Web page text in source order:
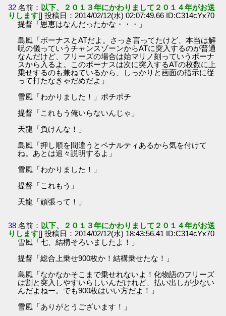
32 名前： 以下、２０１３年にかわりまして２０１４年がお送
りします[] 投稿日：2014/02/12(水) 02:07:49.66 ID:C314cYx70
提督「恩恵はなんだったかな・・・」
島風「ボーナスとATだよ。さっき言ってたけど、本当は解
呪の儀っていうチャンスゾーンからATに突入するのが普通
なんだけど、フリーズの場合は始マリノ刻っていうボーナ
スから入るよ。このボーナスは次に突入するATの枚数に上
乗せするのも兼ねているから、しっかりと画面の指示に従
って打たなきゃだめだよ」
雪風「わかりました！」ポチポチ
提督「これもう俺いらないんじゃ」
天龍「負けんな！」
島風「押し順を間違うとペナルティあるから気を付けて
ね。あとは追々説明するよ」
雪風「わかりました！」
提督「これもう」
天龍「頑張って！」
38 名前： 以下、２０１３年にかわりまして２０１４年がお送
りします[] 投稿日：2014/02/12(水) 18:43:56.41 ID:C314cYx70
雪風「七、結構そろいましたよ！」
提督「総合上乗せ900枚か！結構乗せたな！」
島風「なかなかそこまで乗せれないよ！化物語のフリーズ
は割と突入しやすいらしいんだけれど、払い出しが少ない
んだよねー。でも900枚はいい方だよ！」
雪風「ありがとうございます！」